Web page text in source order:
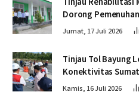
Dorong
Jumat, 17 Juli 2026
Tinjau Tol Bayung
Konektivitas
Kamis, 16 Juli 2026